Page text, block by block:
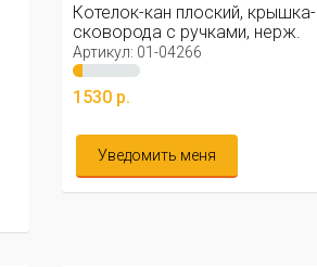
Котелок-кан плоский, крышка-
сковорода с ручками, нерж.
1.8л
Артикул: 01-04266
1530 р.
Уведомить меня